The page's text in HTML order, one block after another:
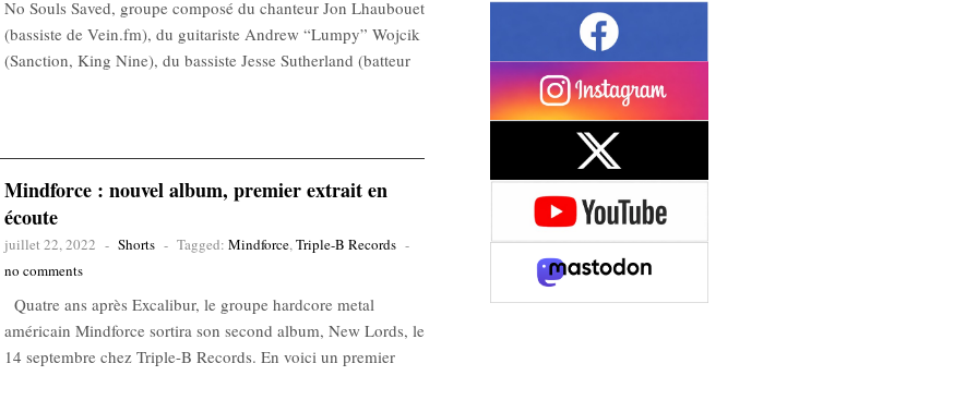
No Souls Saved, groupe composé du chanteur Jon Lhaubouet
(bassiste de Vein.fm), du guitariste Andrew “Lumpy” Wojcik
(Sanction, King Nine), du bassiste Jesse Sutherland (batteur
Mindforce : nouvel album, premier extrait en
écoute
juillet 22, 2022 - Shorts - Tagged: Mindforce,Triple-B Records -
no comments
Quatre ans après Excalibur, le groupe hardcore metal
américain Mindforce sortira son second album, New Lords, le
14 septembre chez Triple-B Records. En voici un premier